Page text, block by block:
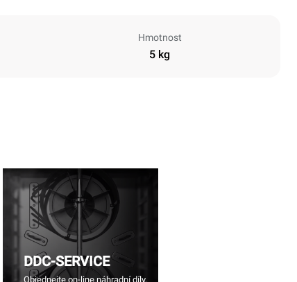
Hmotnost
5 kg
DDC-SERVICE
Objednejte on-line náhradní díly.